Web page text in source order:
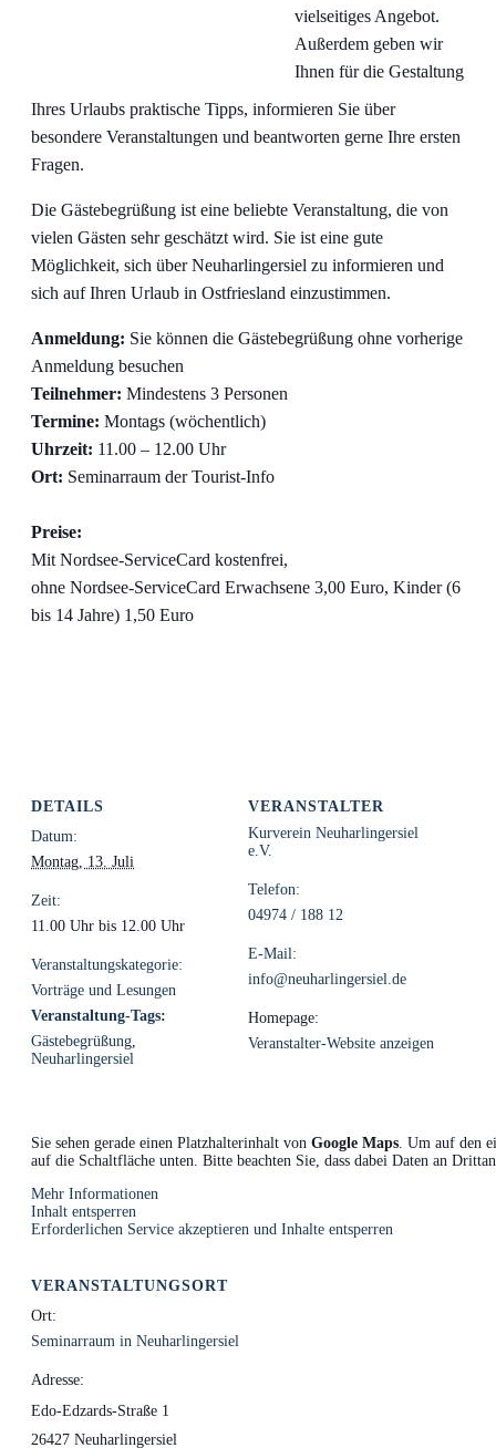
vielseitiges Angebot.
Außerdem geben wir
Ihnen für die Gestaltung
Ihres Urlaubs praktische Tipps, informieren Sie über
besondere Veranstaltungen und beantworten gerne Ihre ersten
Fragen.
Die Gästebegrüßung ist eine beliebte Veranstaltung, die von
vielen Gästen sehr geschätzt wird. Sie ist eine gute
Möglichkeit, sich über Neuharlingersiel zu informieren und
sich auf Ihren Urlaub in Ostfriesland einzustimmen.
Anmeldung: Sie können die Gästebegrüßung ohne vorherige
Anmeldung besuchen
Teilnehmer: Mindestens 3 Personen
Termine: Montags (wöchentlich)
Uhrzeit: 11.00 – 12.00 Uhr
Ort: Seminarraum der Tourist-Info
Preise:
Mit Nordsee-ServiceCard kostenfrei,
ohne Nordsee-ServiceCard Erwachsene 3,00 Euro, Kinder (6
bis 14 Jahre) 1,50 Euro
DETAILS
Datum:
Montag, 13. Juli
Zeit:
11.00 Uhr bis 12.00 Uhr
Veranstaltungskategorie:
Vorträge und Lesungen
Veranstaltung-Tags:
Gästebegrüßung
Neuharlingersiel
VERANSTALTER
Kurverein Neuharlingersiel
e.V.
Telefon:
04974 / 188 12
E-Mail:
info@neuharlingersiel.de
Homepage:
Veranstalter-Website anzeigen
VERANSTALTUNGSORT
Ort:
Seminarraum in Neuharlingersiel
Adresse:
Edo-Edzards-Straße 1
26427 Neuharlingersiel
Sie sehen gerade einen Platzhalterinhalt von Google Maps . Um auf den
auf die Schaltfläche unten. Bitte beachten Sie, dass dabei Daten an
Mehr Informationen
Inhalt entsperren
Erforderlichen Service akzeptieren und Inhalte entsperren